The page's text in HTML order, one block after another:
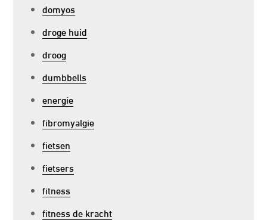
domyos
droge huid
droog
dumbbells
energie
fibromyalgie
fietsen
fietsers
fitness
fitness de kracht